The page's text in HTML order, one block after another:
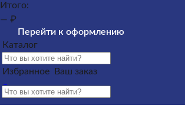
лавочки
Контакты и адреса офисов
покупателю
оплате и доставке?
памятника?Как происходит установка?
гарантийные условия?
Отзывы
Итого:
— ₽
Перейти к оформлению
Каталог
Избранное Ваш заказ